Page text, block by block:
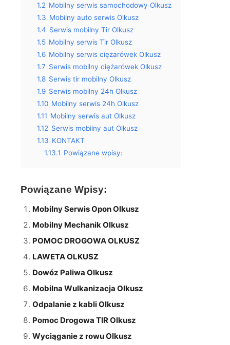
1.2 Mobilny serwis samochodowy Olkusz
1.3 Mobilny auto serwis Olkusz
1.4 Serwis mobilny Tir Olkusz
1.5 Mobilny serwis Tir Olkusz
1.6 Mobilny serwis ciężarówek Olkusz
1.7 Serwis mobilny ciężarówek Olkusz
1.8 Serwis tir mobilny Olkusz
1.9 Serwis mobilny 24h Olkusz
1.10 Mobilny serwis 24h Olkusz
1.11 Mobilny serwis aut Olkusz
1.12 Serwis mobilny aut Olkusz
1.13 KONTAKT
1.13.1 Powiązane wpisy:
Powiązane Wpisy:
Mobilny Serwis Opon Olkusz
Mobilny Mechanik Olkusz
POMOC DROGOWA OLKUSZ
LAWETA OLKUSZ
Dowóz Paliwa Olkusz
Mobilna Wulkanizacja Olkusz
Odpalanie z kabli Olkusz
Pomoc Drogowa TIR Olkusz
Wyciąganie z rowu Olkusz